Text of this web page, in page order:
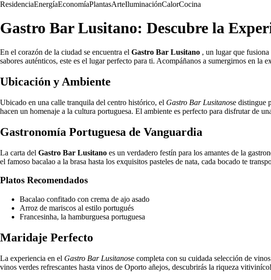
ResidenciaEnergíaEconomíaPlantasArteIluminaciónCalorCocina
Gastro Bar Lusitano: Descubre la
En el corazón de la ciudad se encuentra el Gastro Bar Lusitano , un lugar que
sabores auténticos, este es el lugar perfecto para ti. Acompáñanos a sumergirnos en la
Ubicación y Ambiente
Ubicado en una calle tranquila del centro histórico, el Gastro Bar Lusitanose distingue
hacen un homenaje a la cultura portuguesa. El ambiente es perfecto para disfrutar de
Gastronomía Portuguesa de Vanguardia
La carta del Gastro Bar Lusitano es un verdadero festín para los amantes de la
el famoso bacalao a la brasa hasta los exquisitos pasteles de nata, cada bocado te
Platos Recomendados
Bacalao confitado con crema de ajo asado
Arroz de mariscos al estilo portugués
Francesinha, la hamburguesa portuguesa
Maridaje Perfecto
La experiencia en el Gastro Bar Lusitanose completa con su cuidada selección de
vinos verdes refrescantes hasta vinos de Oporto añejos, descubrirás la riqueza